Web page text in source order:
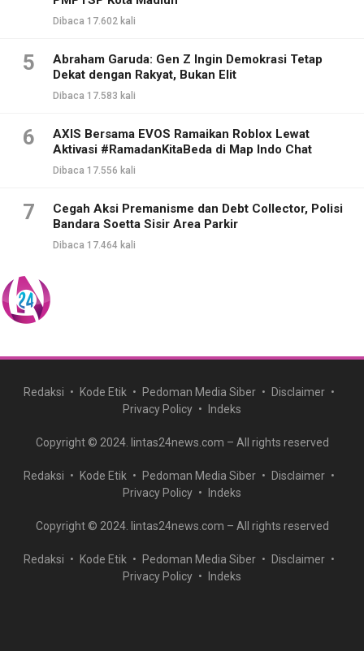
Dibaca 17.602 kali
5
Abraham Garuda: Gen Z Ingin Demokrasi Tetap
Dekat dengan Rakyat, Bukan Elit
Dibaca 17.583 kali
6
AXIS Bersama EVOS Ramaikan Roblox Lewat
Aktivasi #RamadanKitaBeda di Map Indo Chat
Dibaca 17.556 kali
7
Cegah Aksi Premanisme dan Debt Collector, Polisi
Bandara Soetta Sisir Area Parkir
Dibaca 17.464 kali
Redaksi Kode Etik Pedoman Media Siber
Disclaimer
Privacy Policy
Indeks
Copyright © 2024. lintas24news.com – All rights reserved
Redaksi Kode Etik Pedoman Media Siber
Disclaimer
Privacy Policy
Indeks
Copyright © 2024. lintas24news.com – All rights reserved
Redaksi Kode Etik Pedoman Media Siber
Disclaimer
Privacy Policy
Indeks